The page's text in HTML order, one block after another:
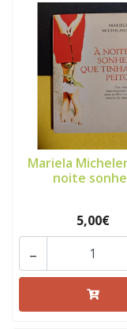
Mariela
noite
5,00€
-